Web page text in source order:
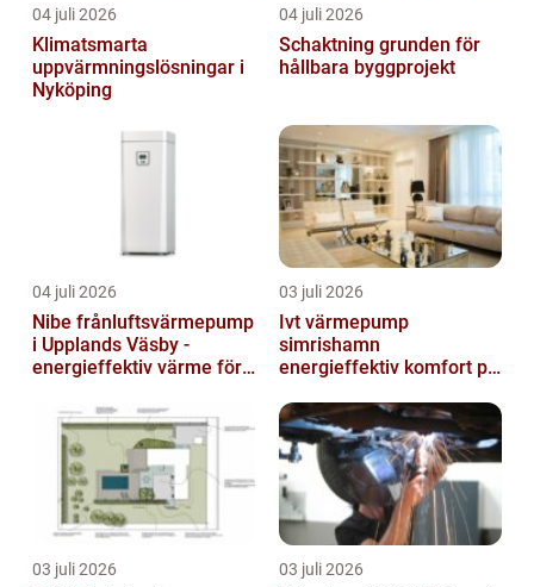
04 juli 2026
Klimatsmarta
uppvärmningslösningar i
Nyköping
04 juli 2026
Schaktning grunden för
hållbara byggprojekt
04 juli 2026
Nibe frånluftsvärmepump
i Upplands Väsby -
energieffektiv värme för
03 juli 2026
Ivt värmepump
simrishamn
energieffektiv komfort på
03 juli 2026 03 juli 2026